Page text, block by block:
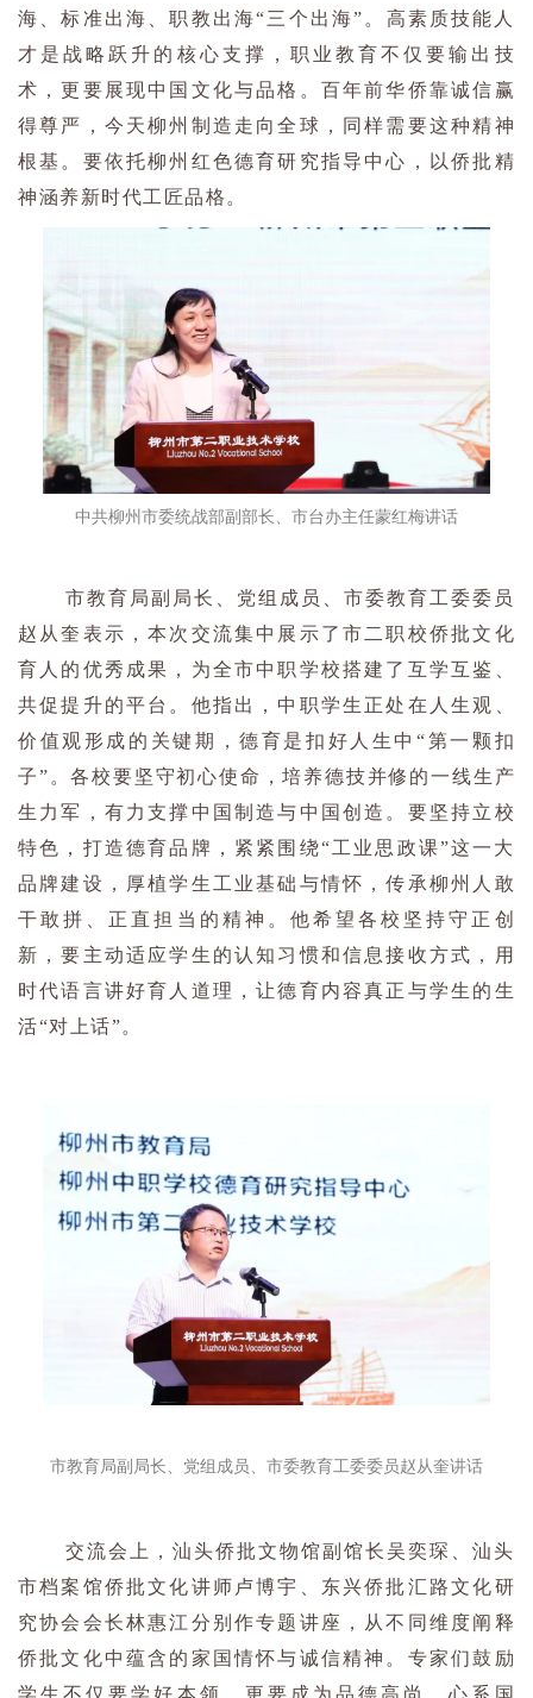
海、标准出海、职教出海“三个出海”。高素质技能人
才是战略跃升的核心支撑，职业教育不仅要输出技
术，更要展现中国文化与品格。百年前华侨靠诚信赢
得尊严，今天柳州制造走向全球，同样需要这种精神
根基。要依托柳州红色德育研究指导中心，以侨批精
神涵养新时代工匠品格。
中共柳州市委统战部副部长、市台办主任蒙红梅讲话
市教育局副局长、党组成员、市委教育工委委员
赵从奎表示，本次交流集中展示了市二职校侨批文化
育人的优秀成果，为全市中职学校搭建了互学互鉴、
共促提升的平台。他指出，中职学生正处在人生观、
价值观形成的关键期，德育是扣好人生中“第一颗扣
子”。各校要坚守初心使命，培养德技并修的一线生产
生力军，有力支撑中国制造与中国创造。要坚持立校
特色，打造德育品牌，紧紧围绕“工业思政课”这一大
品牌建设，厚植学生工业基础与情怀，传承柳州人敢
干敢拼、正直担当的精神。他希望各校坚持守正创
新，要主动适应学生的认知习惯和信息接收方式，用
时代语言讲好育人道理，让德育内容真正与学生的生
活“对上话”。
市教育局副局长、党组成员、市委教育工委委员赵从奎讲话
交流会上，汕头侨批文物馆副馆长吴奕琛、汕头
市档案馆侨批文化讲师卢博宇、东兴侨批汇路文化研
究协会会长林惠江分别作专题讲座，从不同维度阐释
侨批文化中蕴含的家国情怀与诚信精神。专家们鼓励